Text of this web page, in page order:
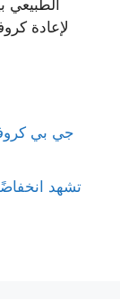
الطبيعي
لإعادة
جي بي